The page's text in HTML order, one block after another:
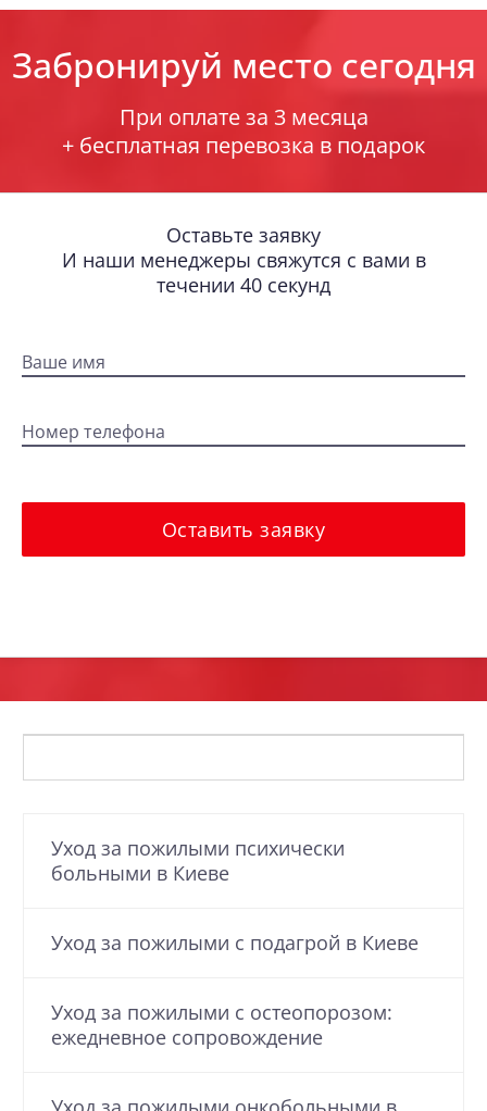
Забронируй место сегодня
При оплате за 3 месяца
+ бесплатная перевозка в подарок
Оставьте заявку
И наши менеджеры свяжутся с вами в
течении 40 секунд
Ваше имя
Номер телефона
Оставить заявку
Уход за пожилыми психически
больными в Киеве
Уход за пожилыми с подагрой в Киеве
Уход за пожилыми с остеопорозом:
ежедневное сопровождение